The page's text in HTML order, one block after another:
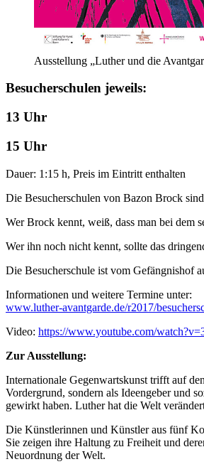
Ausstellung „Luther und die
Besucherschulen jeweils:
13 Uhr
15 Uhr
Dauer: 1:15 h, Preis im Eintritt enthalten
Die Besucherschulen von Bazon Brock
Wer Brock kennt, weiß, dass man bei dem
Wer ihn noch nicht kennt, sollte das
Die Besucherschule ist vom Gefängnishof
Informationen und weitere Termine unter:
www.luther-avantgarde.de/r2017/
Video: https://www.youtube.com/
Zur Ausstellung:
Internationale Gegenwartskunst trifft auf
Vordergrund, sondern als Ideengeber und
gewirkt haben. Luther hat die Welt
Die Künstlerinnen und Künstler aus fünf
Sie zeigen ihre Haltung zu Freiheit und
Neuordnung der Welt.